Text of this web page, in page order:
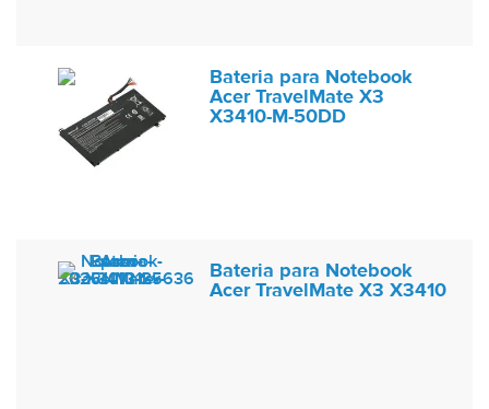
Bateria para Notebook
Acer TravelMate X3
X3410-M-50DD
Bateria para Notebook
Acer TravelMate X3 X3410